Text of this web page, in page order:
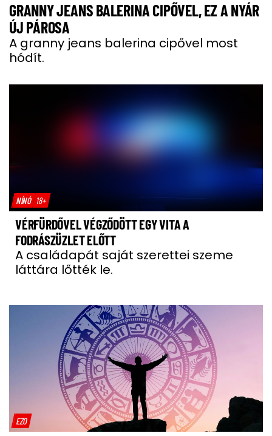
GRANNY JEANS BALERINA CIPŐVEL, EZ A NYÁR
ÚJ PÁROSA
A granny jeans balerina cipővel most
hódít.
NÍNÓ 18+
VÉRFÜRDŐVEL VÉGZŐDÖTT EGY VITA A
FODRÁSZÜZLET ELŐTT
A családapát saját szerettei szeme
láttára lőtték le.
EZO